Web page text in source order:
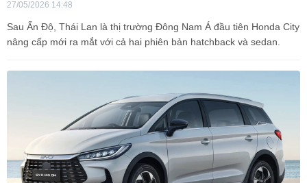
27/05/2026 14:48
Sau Ấn Độ, Thái Lan là thị trường Đông Nam Á đầu tiên Honda City
nâng cấp mới ra mắt với cả hai phiên bản hatchback và sedan.